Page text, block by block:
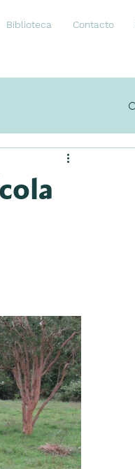
Biblioteca Contacto